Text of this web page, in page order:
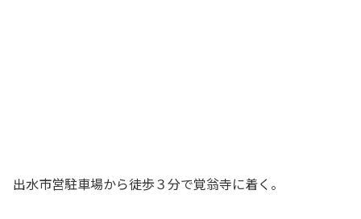
出水市営駐車場から徒歩３分で覚翁寺に着く。